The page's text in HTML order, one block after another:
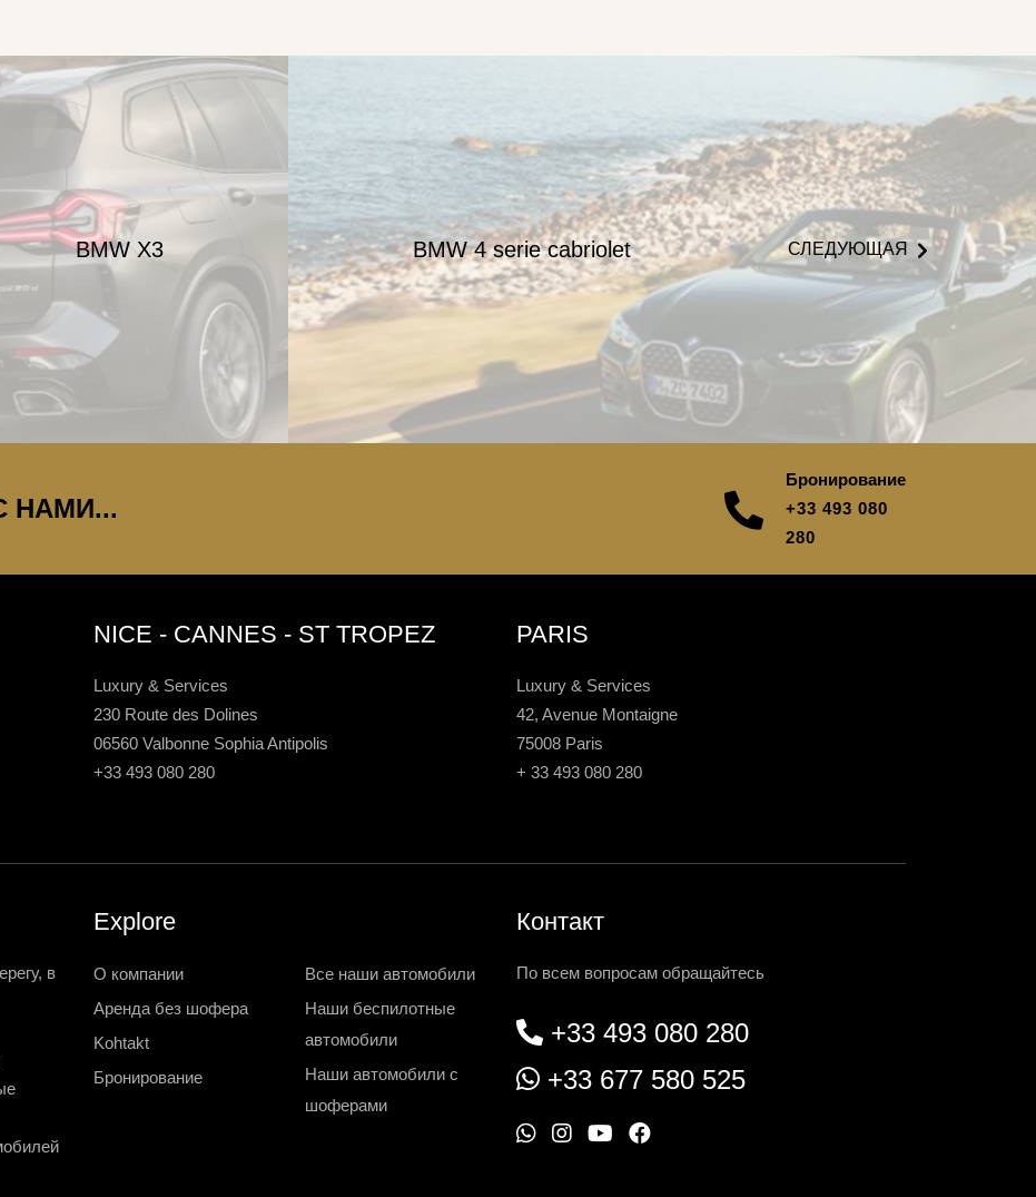
BMW X3 BMW 4 serie cabriolet СЛЕДУЮЩАЯ
НАМИ...
Бронирование
+33 493 080
280
NICE - CANNES - ST TROPEZ
Luxury & Services
230 Route des Dolines
06560 Valbonne Sophia Antipolis
+33 493 080 280
PARIS
Luxury & Services
42, Avenue Montaigne
75008 Paris
+ 33 493 080 280
в
Explore
О компании
Аренда без шофера
Kohtakt
Бронирование
Все наши автомобили
Наши беспилотные
автомобили
Наши автомобили с
шоферами
Контакт
По всем вопросам обращайтесь
+33 493 080 280
+33 677 580 525
W
I
Y
F